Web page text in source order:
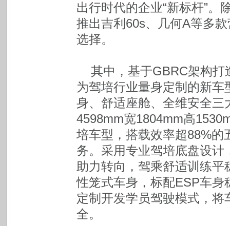
出行时代的企业“新标杆”。
推出吉利60s、几何A等多
选择。
其中，基于GBRC架构
为驾培行业量身定制的新
身、舒适座舱、全维安全
4598mm宽1804mm高
培车型，搭载效率超88%
务。采用专业驾培底盘设
助力转向，驾乘舒适训练
性笼式车身，标配ESP车
定制开发学员驾驶模式，
全。